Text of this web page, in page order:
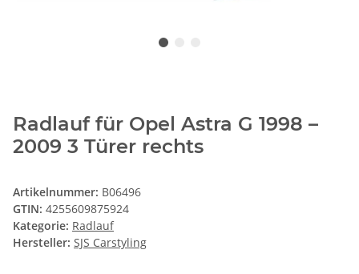
Radlauf für Opel Astra G 1998 –
2009 3 Türer rechts
Artikelnummer: B06496
GTIN: 4255609875924
Kategorie: Radlauf
Hersteller: SJS Carstyling